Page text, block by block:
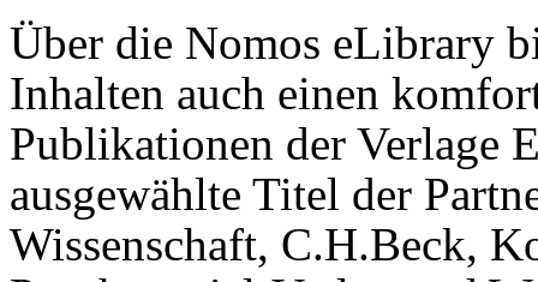
Über die Nomos eLibrary
Inhalten auch einen
Publikationen der Verlage
ausgewählte Titel der
Wissenschaft, C.H.Beck,